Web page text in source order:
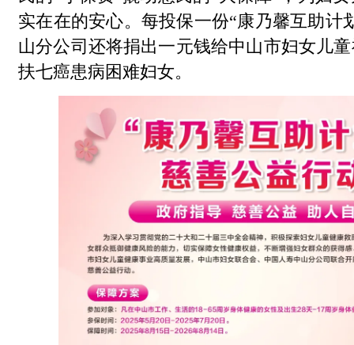
实在在的安心。每投保一份“康乃馨互助计
山分公司还将捐出一元钱给中山市妇女儿
扶七癌患病困难妇女。